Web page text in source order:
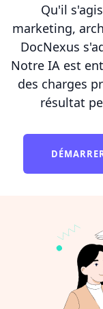
Qu'il
marketing,
DocNexus
Notre IA est
des charges
résultat